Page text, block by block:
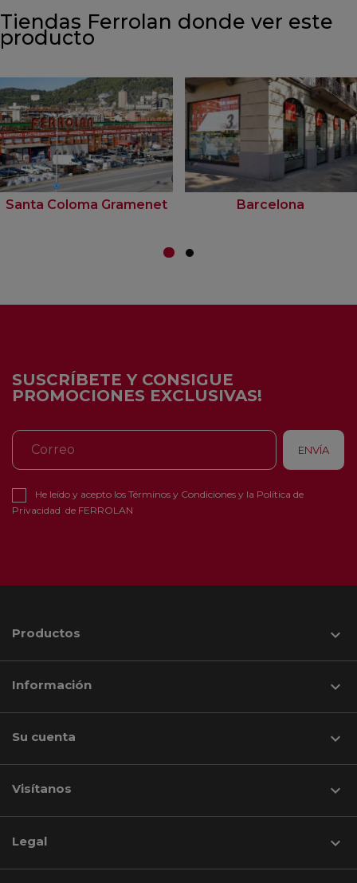
Tiendas Ferrolan donde ver este
producto
Santa Coloma Gramenet Barcelona
SUSCRÍBETE Y CONSIGUE
PROMOCIONES EXCLUSIVAS!
He leído y acepto los Términos y Condiciones y la Política de
Privacidad de FERROLAN
Productos 
Información 
Su cuenta 
Visítanos keyboard_arrow_down
Legal 